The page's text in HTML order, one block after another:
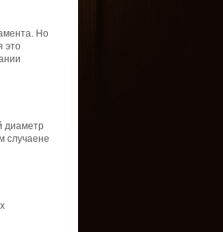
. Но
это
диаметр
случаене